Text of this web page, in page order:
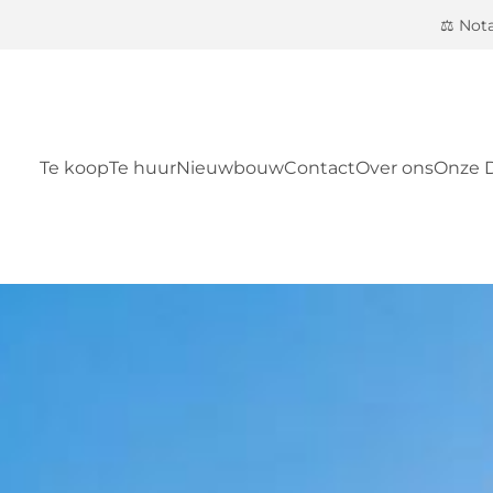
⚖️
Te koopTe huurNieuwbouwContactOver onsOnze